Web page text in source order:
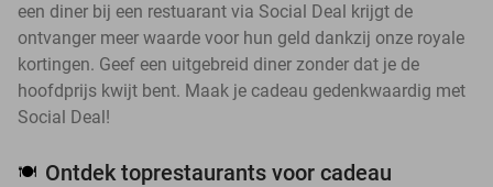
een diner bij een restuarant via Social Deal krijgt de
ontvanger meer waarde voor hun geld dankzij onze royale
kortingen. Geef een uitgebreid diner zonder dat je de
hoofdprijs kwijt bent. Maak je cadeau gedenkwaardig met
Social Deal!
🍽️ Ontdek toprestaurants voor cadeau